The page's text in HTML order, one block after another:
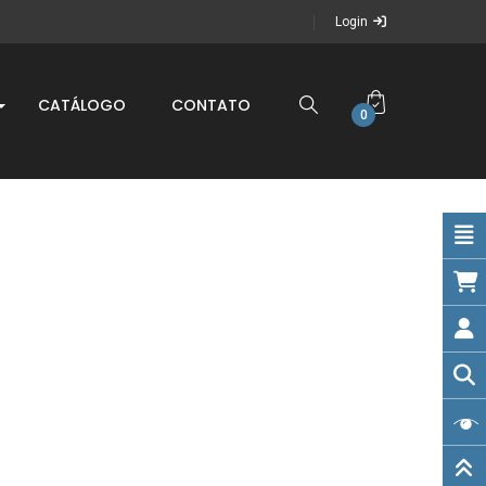
Login
CATÁLOGO CONTATO 0